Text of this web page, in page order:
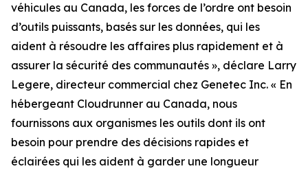
véhicules au Canada, les forces de l’ordre ont besoin
d’outils puissants, basés sur les données, qui les
aident à résoudre les affaires plus rapidement et à
assurer la sécurité des communautés », déclare Larry
Legere, directeur commercial chez Genetec Inc. « En
hébergeant Cloudrunner au Canada, nous
fournissons aux organismes les outils dont ils ont
besoin pour prendre des décisions rapides et
éclairées qui les aident à garder une longueur